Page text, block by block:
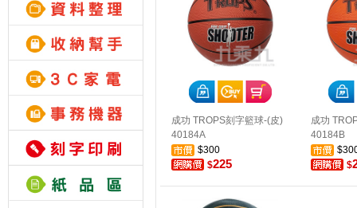
成功 TROPS刻字籃球-(皮)
40184A
$300
$225
成功
40184B
$